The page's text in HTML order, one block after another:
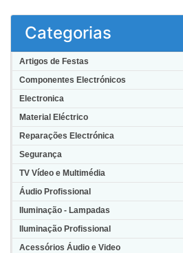
Categorias
Artigos de Festas
Componentes Electrónicos
Electronica
Material Eléctrico
Reparações Electrónica
Segurança
TV Vídeo e Multimédia
Áudio Profissional
Iluminação - Lampadas
Iluminação Profissional
Acessórios Áudio e Video